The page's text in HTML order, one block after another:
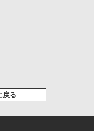
戻る